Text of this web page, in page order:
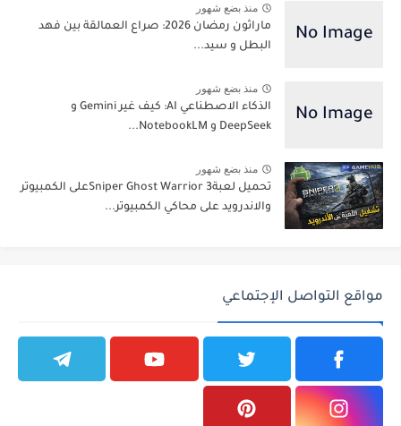
منذ بضع شهور
ماراثون رمضان 2026: صراع العمالقة بين فهد
البطل و سيد...
منذ بضع شهور
الذكاء الاصطناعي AI: كيف غير Gemini و
DeepSeek و NotebookLM...
منذ بضع شهور
تحميل لعبةSniper Ghost Warrior 3على الكمبيوتر
والاندرويد على محاكي الكمبيوتر...
مواقع التواصل الإجتماعي